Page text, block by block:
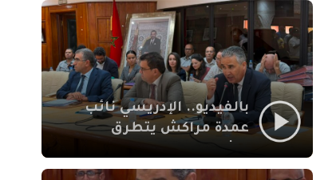
بالفيديو.. الإدريسي نائب
عمدة مراكش يتطرق
الاجتماعي في نقل